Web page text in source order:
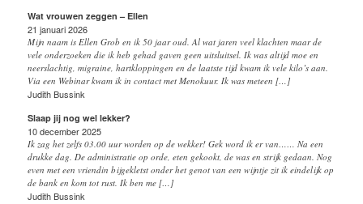
Wat vrouwen zeggen – Ellen
21 januari 2026
Mijn naam is Ellen Grob en ik 50 jaar oud. Al wat jaren veel klachten maar de
vele onderzoeken die ik heb gehad gaven geen uitsluitsel. Ik was altijd moe en
neerslachtig, migraine, hartkloppingen en de laatste tijd kwam ik vele kilo’s aan.
Via een Webinar kwam ik in contact met Menokuur. Ik was meteen […]
Judith Bussink
Slaap jij nog wel lekker?
10 december 2025
Ik zag het zelfs 03.00 uur worden op de wekker! Gek word ik er van…… Na een
drukke dag. De administratie op orde, eten gekookt, de was en strijk gedaan. Nog
even met een vriendin bijgekletst onder het genot van een wijntje zit ik eindelijk op
de bank en kom tot rust. Ik ben me […]
Judith Bussink